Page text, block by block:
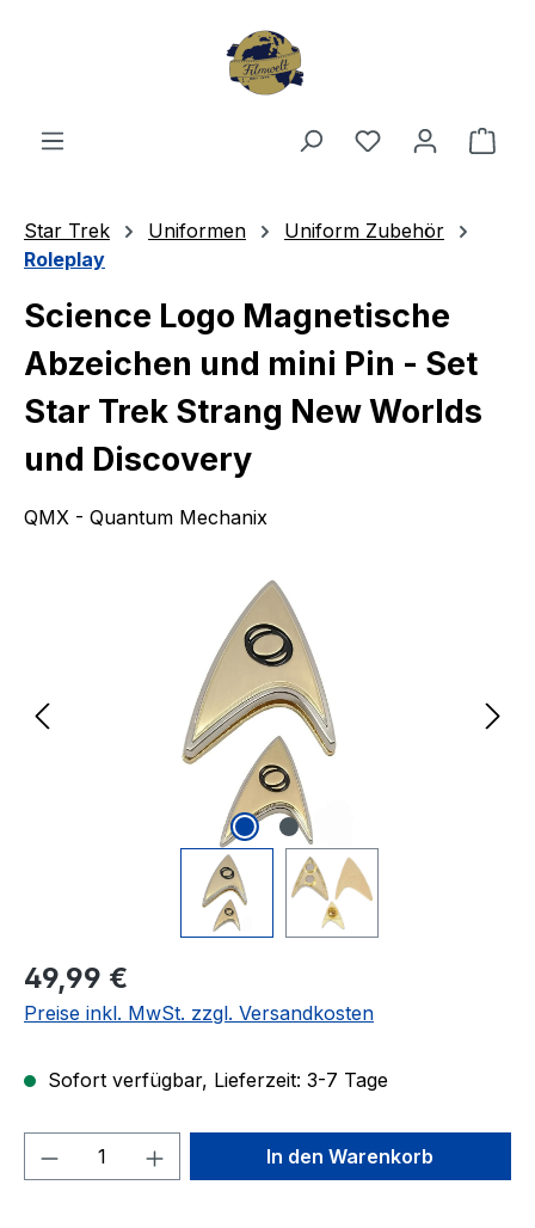
Du hast 0
Star Trek Uniformen
Uniform Zubehör
Roleplay
Science Logo Magnetische
Abzeichen und mini Pin - Set
Star Trek Strang New Worlds
und Discovery
QMX - Quantum Mechanix
Regulärer Preis:
49,99 €
Preise inkl. MwSt. zzgl. Versandkosten
Sofort verfügbar, Lieferzeit: 3-7 Tage
Produkt Anzahl: Gib denIn den Warenkorb